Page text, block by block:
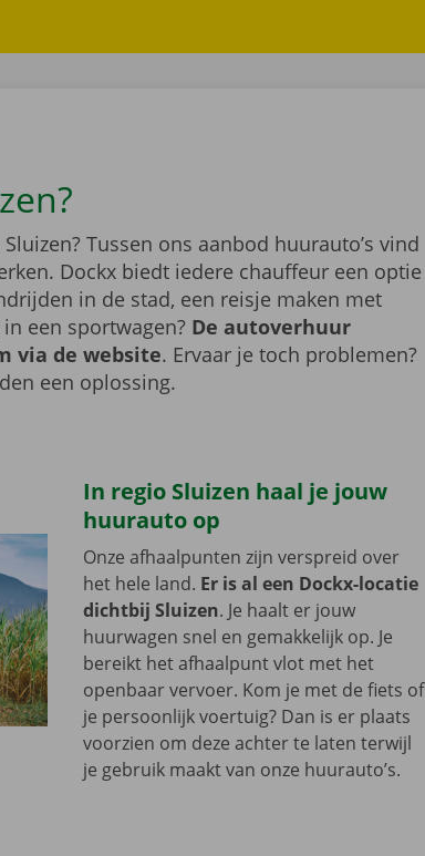
Tussen ons aanbod huurauto’s vind
Dockx biedt iedere chauffeur een optie
in de stad, een reisje maken met
een sportwagen? De autoverhuur
via de website. Ervaar je toch problemen?
een oplossing.
In regio Sluizen haal je jouw
huurauto op
Onze afhaalpunten zijn verspreid over
het hele land. Er is al een Dockx-locatie
dichtbij Sluizen. Je haalt er jouw
huurwagen snel en gemakkelijk op. Je
bereikt het afhaalpunt vlot met het
openbaar vervoer. Kom je met de fiets of
je persoonlijk voertuig? Dan is er plaats
voorzien om deze achter te laten terwijl
je gebruik maakt van onze huurauto’s.